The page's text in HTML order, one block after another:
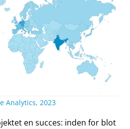
Analytics, 2023
en succes: inden for blot